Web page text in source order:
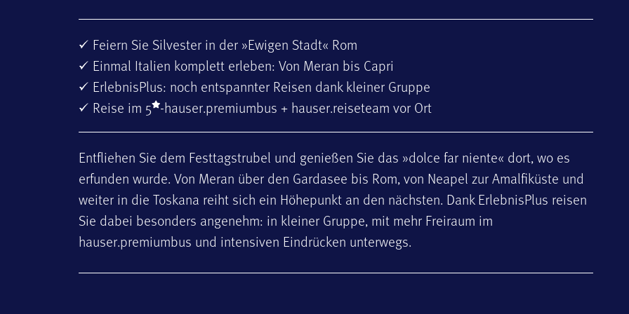
Feiern Sie Silvester in der »Ewigen Stadt« Rom
Einmal Italien komplett erleben: Von Meran bis Capri
ErlebnisPlus: noch entspannter Reisen dank kleiner Gruppe
Reise im 5 -hauser.premiumbus + hauser.reiseteam vor Ort
Entfliehen Sie dem Festtagstrubel und genießen Sie das »dolce far niente« dort, wo es
erfunden wurde. Von Meran über den Gardasee bis Rom, von Neapel zur Amalfiküste und
weiter in die Toskana reiht sich ein Höhepunkt an den nächsten. Dank ErlebnisPlus reisen
Sie dabei besonders angenehm: in kleiner Gruppe, mit mehr Freiraum im
hauser.premiumbus und intensiven Eindrücken unterwegs.